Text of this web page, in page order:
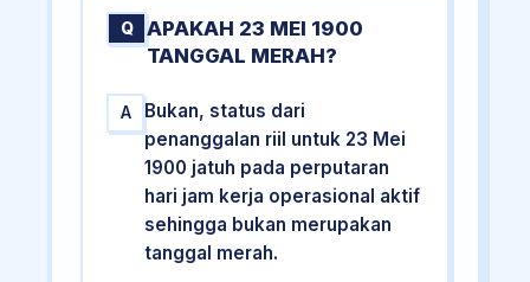
Q
APAKAH 23 MEI 1900
TANGGAL MERAH?
A
Bukan, status dari
penanggalan riil untuk 23 Mei
1900 jatuh pada perputaran
hari jam kerja operasional aktif
sehingga bukan merupakan
tanggal merah.